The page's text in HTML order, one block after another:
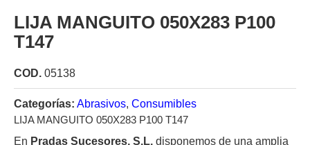
LIJA MANGUITO 050X283 P100
T147
COD. 05138
Categorías: Abrasivos, Consumibles
LIJA MANGUITO 050X283 P100 T147
En Pradas Sucesores, S.L. disponemos de una amplia